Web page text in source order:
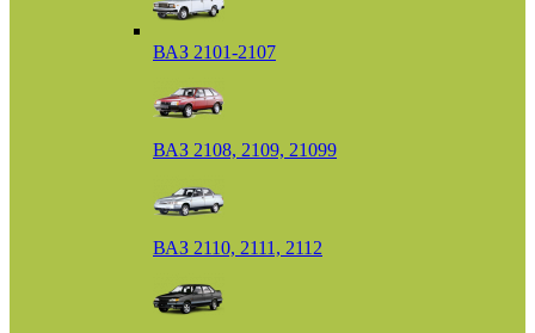
ВАЗ 2101-2107
ВАЗ 2108, 2109, 21099
ВАЗ 2110, 2111, 2112